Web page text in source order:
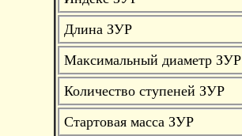
Длина ЗУР
Максимальный диаметр ЗУР
Количество ступеней ЗУР
Стартовая масса ЗУР